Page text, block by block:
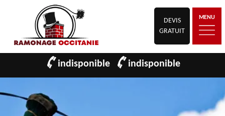
DEVIS
GRATUIT
MENU
indisponible indisponible